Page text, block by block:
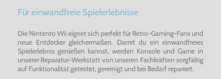
Für einwandfreie Spielerlebnisse
Die Nintento Wii eignet sich perfekt für Retro-Gaming-Fans und
neue Entdecker gleichermaßen. Damit du ein einwandfreies
Spielerlebnis genießen kannst, werden Konsole und Game in
unserer Reparatur-Werkstatt von unseren Fachkräften sorgfältig
auf Funktionalität getestet, gereinigt und bei Bedarf repariert.